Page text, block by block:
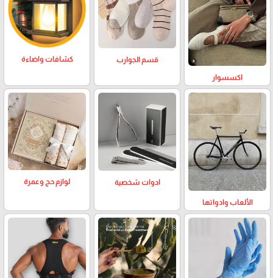
اكسسوار
قسم الجوارب كشافات واضاءة
الألعاب وادواتها
ادوات شخصية لوازم حج وعمرة